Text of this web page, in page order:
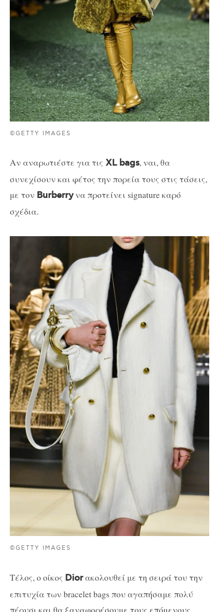
©GETTY IMAGES
Αν αναρωτιέστε για τις XL bags, ναι, θα
συνεχίσουν και φέτος την πορεία τους στις τάσεις,
με τον Burberryνα προτείνει signature καρό
σχέδια.
©GETTY IMAGES
Tέλος, ο οίκος Diorακολουθεί με τη σειρά του την
επιτυχία των bracelet bags που αγαπήσαμε πολύ
πέρυσι και θα ξαναφορέσουμε τους επόμενους